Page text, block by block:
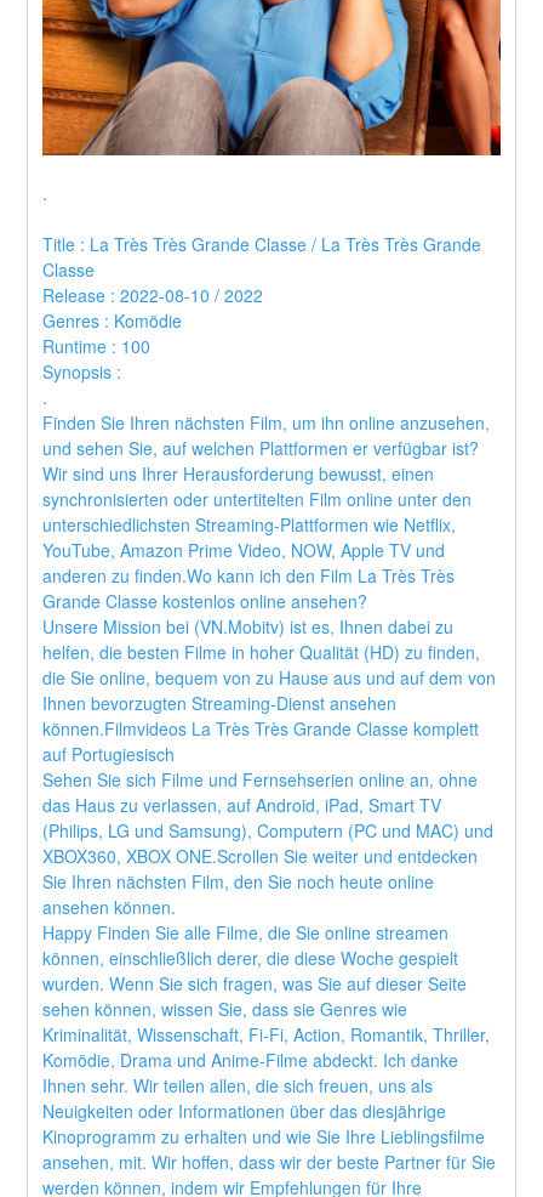
.
Title : La Très Très Grande Classe / La Très Très Grande
Classe
Release : 2022-08-10 / 2022
Genres : Komödie
Runtime : 100
Synopsis :
.
Finden Sie Ihren nächsten Film, um ihn online anzusehen,
und sehen Sie, auf welchen Plattformen er verfügbar ist?
Wir sind uns Ihrer Herausforderung bewusst, einen
synchronisierten oder untertitelten Film online unter den
unterschiedlichsten Streaming-Plattformen wie Netflix,
YouTube, Amazon Prime Video, NOW, Apple TV und
anderen zu finden.Wo kann ich den Film La Très Très
Grande Classe kostenlos online ansehen?
Unsere Mission bei (VN.Mobitv) ist es, Ihnen dabei zu
helfen, die besten Filme in hoher Qualität (HD) zu finden,
die Sie online, bequem von zu Hause aus und auf dem von
Ihnen bevorzugten Streaming-Dienst ansehen
können.Filmvideos La Très Très Grande Classe komplett
auf Portugiesisch
Sehen Sie sich Filme und Fernsehserien online an, ohne
das Haus zu verlassen, auf Android, iPad, Smart TV
(Philips, LG und Samsung), Computern (PC und MAC) und
XBOX360, XBOX ONE.Scrollen Sie weiter und entdecken
Sie Ihren nächsten Film, den Sie noch heute online
ansehen können.
Happy Finden Sie alle Filme, die Sie online streamen
können, einschließlich derer, die diese Woche gespielt
wurden. Wenn Sie sich fragen, was Sie auf dieser Seite
sehen können, wissen Sie, dass sie Genres wie
Kriminalität, Wissenschaft, Fi-Fi, Action, Romantik, Thriller,
Komödie, Drama und Anime-Filme abdeckt. Ich danke
Ihnen sehr. Wir teilen allen, die sich freuen, uns als
Neuigkeiten oder Informationen über das diesjährige
Kinoprogramm zu erhalten und wie Sie Ihre Lieblingsfilme
ansehen, mit. Wir hoffen, dass wir der beste Partner für Sie
werden können, indem wir Empfehlungen für Ihre